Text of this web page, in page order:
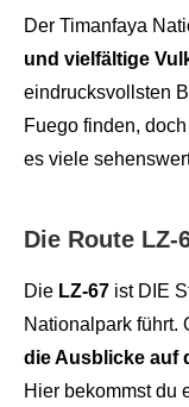
Der Timanfaya
und vielfältige
eindrucksvollsten
Fuego finden,
es viele
Die Route LZ-
Die LZ-67 ist DIE
Nationalpark führt.
die Ausblicke auf
Hier bekommst du